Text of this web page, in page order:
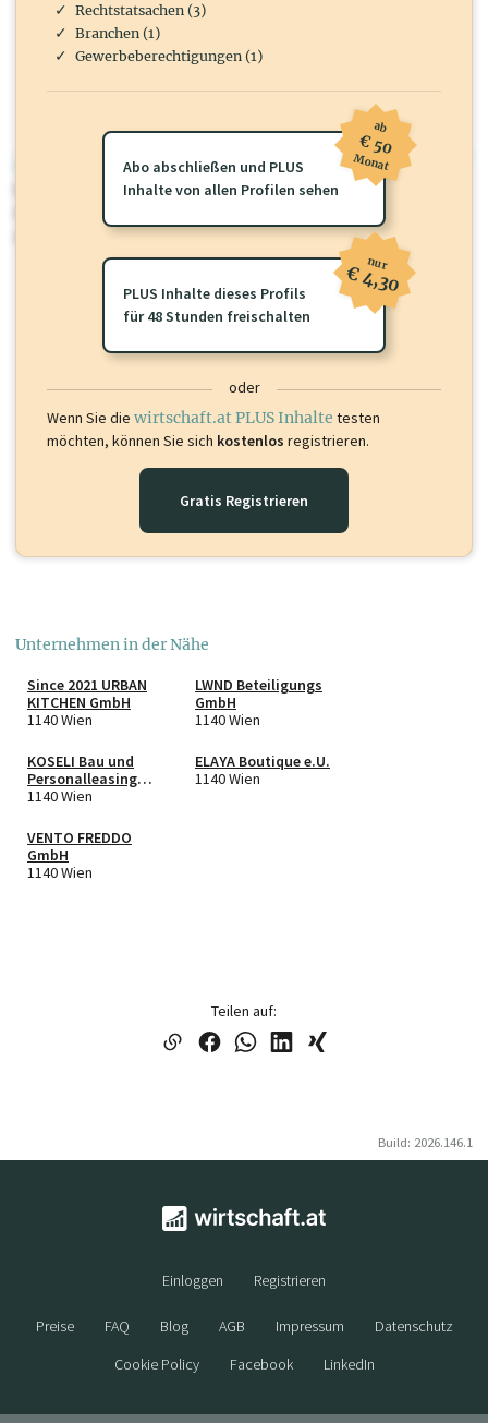
wirtschaft.at PLUS
Für dieses Profil gibt es zusätzlichewirtschaft.at PLUS Inhalte
oder loggen Sie sich ein um diese Inhalte zu sehen.
Rechtstatsachen (3)
Branchen (1)
Gewerbeberechtigungen (1)
Abo abschließen und PLUS
Inhalte von allen Profilen sehen
ab
€ 50
Monat
PLUS Inhalte dieses Profils
für 48 Stunden freischalten
nur
€ 4,30
oder
Wenn Sie die wirtschaft.at PLUS Inhalte testen
möchten, können Sie sich kostenlos registrieren.
Gratis Registrieren
Unternehmen in der Nähe
Since 2021 URBAN
KITCHEN GmbH
1140 Wien
LWND Beteiligungs
GmbH
1140 Wien
KOSELI Bau und
Personalleasing
GmbH
1140 Wien
ELAYA Boutique e.U.
1140 Wien
VENTO FREDDO
GmbH
1140 Wien
Teilen auf:
Build: 2026.146.1
Einloggen Registrieren
Preise FAQ Blog AGB Impressum
Datenschutz
Cookie Policy
Facebook LinkedIn